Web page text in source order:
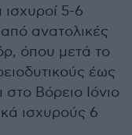
ισχυροί 5-6
ανατολικές
όπου μετά το
έως
Βόρειο Ιόνιο
ισχυρούς 6